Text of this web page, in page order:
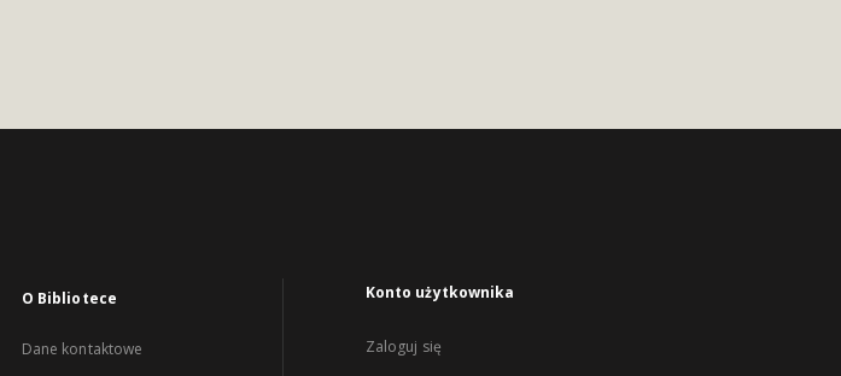
O Bibliotece
Dane kontaktowe
Konto użytkownika
Zaloguj się